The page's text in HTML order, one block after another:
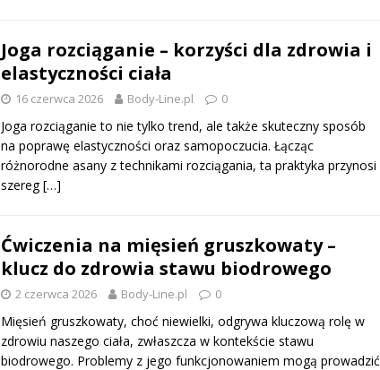
Joga rozciąganie – korzyści dla zdrowia i
elastyczności ciała
16 czerwca 2026 Body-Line.pl 0
Joga rozciąganie to nie tylko trend, ale także skuteczny sposób
na poprawę elastyczności oraz samopoczucia. Łącząc
różnorodne asany z technikami rozciągania, ta praktyka przynosi
szereg[…]
Ćwiczenia na mięsień gruszkowaty –
klucz do zdrowia stawu biodrowego
2 czerwca 2026 Body-Line.pl 0
Mięsień gruszkowaty, choć niewielki, odgrywa kluczową rolę w
zdrowiu naszego ciała, zwłaszcza w kontekście stawu
biodrowego. Problemy z jego funkcjonowaniem mogą prowadzić